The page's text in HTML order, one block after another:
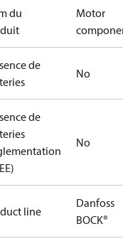
du
Motor
de
No
de
No
line
Danfoss
BOCK®